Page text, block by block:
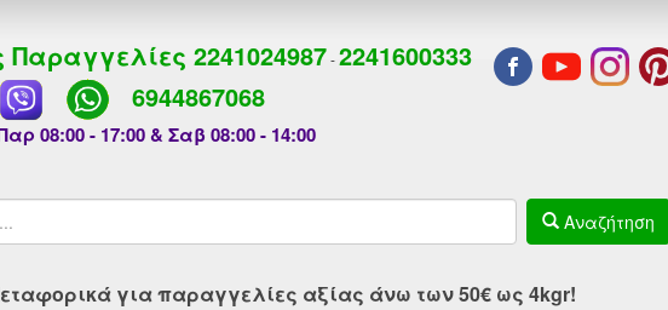
2241024987-2241600333
6944867068
08:00 - 17:00 & Σαβ 08:00 - 14:00
Αναζήτηση
για παραγγελίες αξίας άνω των 50€ ως 4kgr!